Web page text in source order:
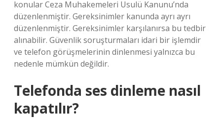
konular Ceza Muhakemeleri Usulü Kanunu’nda
düzenlenmiştir. Gereksinimler kanunda ayrı ayrı
düzenlenmiştir. Gereksinimler karşılanırsa bu tedbir
alınabilir. Güvenlik soruşturmaları idari bir işlemdir
ve telefon görüşmelerinin dinlenmesi yalnızca bu
nedenle mümkün değildir.
Telefonda ses dinleme nasıl
kapatılır?